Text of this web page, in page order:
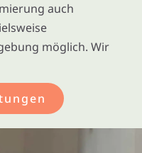
auch
möglich. Wir